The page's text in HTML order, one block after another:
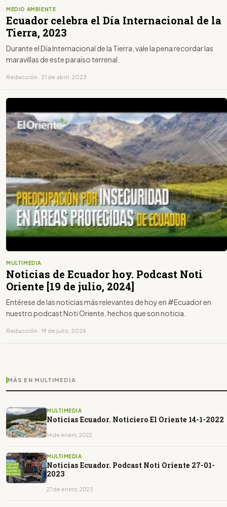
MEDIO AMBIENTE
Ecuador celebra el Día Internacional de la
Tierra, 2023
Durante el Día Internacional de la Tierra, vale la pena recordar las
maravillas de este paraíso terrenal.
Redacción · 21 de abril, 2023
MULTIMEDIA
Noticias de Ecuador hoy. Podcast Noti
Oriente [19 de julio, 2024]
Entérese de las noticias más relevantes de hoy en #Ecuador en
nuestro podcast Noti Oriente, hechos que son noticia.
Redacción · 19 de julio, 2024
MÁS EN MULTIMEDIA
MULTIMEDIA
Noticias Ecuador. Noticiero El Oriente 14-1-2022
14 de enero, 2022
MULTIMEDIA
Noticias Ecuador. Podcast Noti Oriente 27-01-
2023
27 de enero, 2023